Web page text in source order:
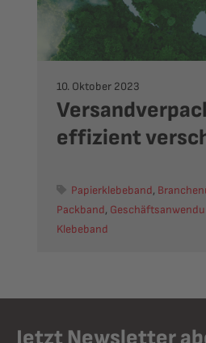
10. Oktober 2023
effizient
Papierklebeband,
Packband,
Klebeband